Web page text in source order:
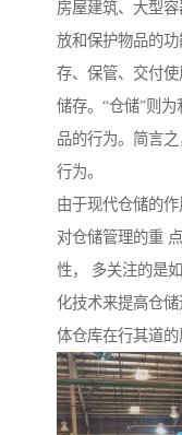
房屋建筑、大型
放和保护物品的
存、保管、交付
储存。“仓储”则
品的行为。简言
行为。
由于现代仓储的
对仓储管理的重
性， 多关注的是
化技术来提高仓
体仓库在行其道的